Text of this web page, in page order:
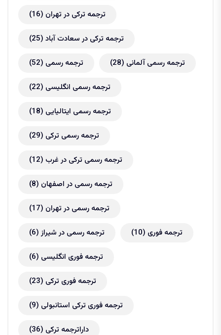
ترجمه ترکی در تهران (16)
ترجمه ترکی در سعادت آباد (25)
ترجمه رسمی (52) ترجمه رسمی آلمانی (28)
ترجمه رسمی انگلیسی (22)
ترجمه رسمی ایتالیایی (18)
ترجمه رسمی ترکی (29)
ترجمه رسمی ترکی در غرب (12)
ترجمه رسمی در اصفهان (8)
ترجمه رسمی در تهران (17)
ترجمه رسمی در شیراز(6) ترجمه فوری (10)
ترجمه فوری انگلیسی (6)
ترجمه فوری ترکی (23)
ترجمه فوری ترکی استانبولی (9)
داراترجمه ترکی (36)